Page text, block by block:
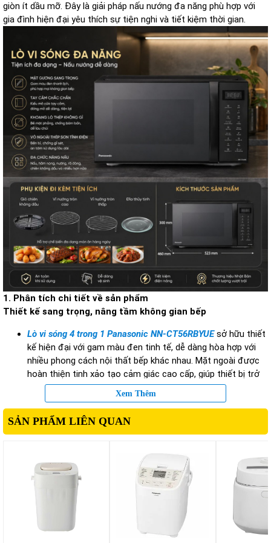
giòn ít dầu mỡ. Đây là giải pháp nấu nướng đa năng phù hợp với
gia đình hiện đại yêu thích sự tiện nghi và tiết kiệm thời gian.
1. Phân tích chi tiết về sản phẩm
Thiết kế sang trọng, nâng tầm không gian bếp
Lò vi sóng 4 trong 1 Panasonic NN-CT56RBYUE sở hữu thiết
kế hiện đại với gam màu đen tinh tế, dễ dàng hòa hợp với
nhiều phong cách nội thất bếp khác nhau. Mặt ngoài được
hoàn thiện tinh xảo tạo cảm giác cao cấp, giúp thiết bị trở
thành điểm nhấn nổi bật trong không gian sử dụng.
Kích thước 52.3 x 46 x 30 cm tương đối gọn gàng so với
dòng lò đa năng dung tích lớn, cho phép bố trí linh hoạt trên
kệ bếp hoặc âm tủ phù hợp. Trọng lượng 17.5kg mang lại sự
Bảng điều khiển cảm ứng hiện đại kết hợp bố cục hiển thị
trực quan giúp người dùng thao tác thuận tiện, kể cả với
người lớn tuổi hoặc người ít sử dụng thiết bị điện tử.
Dung tích 29L đáp ứng nhu cầu gia đình
Một trong những ưu điểm nổi bật của lò vi sóng đa năng
này chính là dung tích 29L rộng rãi. Khoang lò lớn hỗ trợ chế
Xem Thêm
SẢN PHẨM LIÊN QUAN